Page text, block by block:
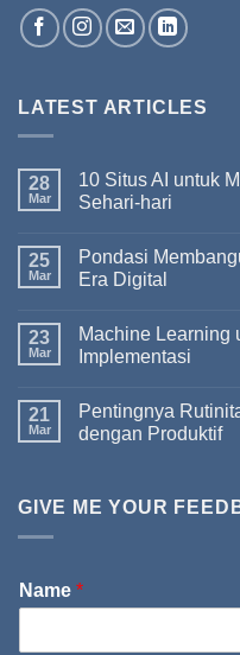
LATEST ARTICLES
28
Mar
10 Situs AI untuk
Sehari-hari
25
Mar
Pondasi
Era Digital
23
Mar
Machine Learning
Implementasi
21
Mar
Pentingnya
dengan Produktif
GIVE ME YOUR
Name *